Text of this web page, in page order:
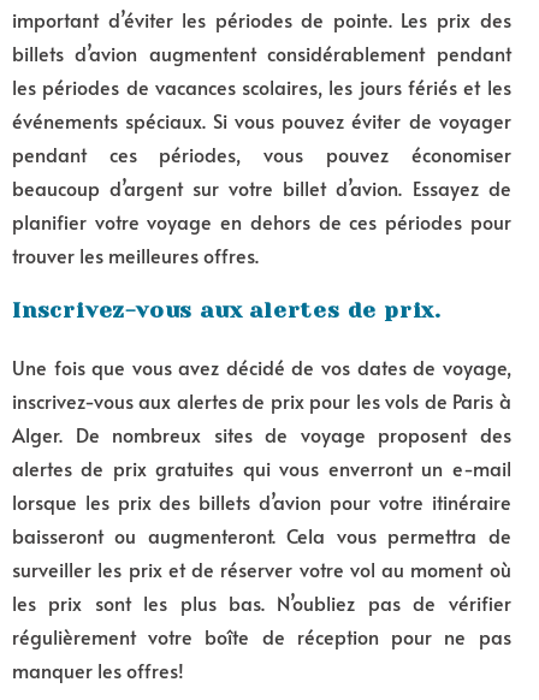
important d’éviter les périodes de pointe. Les prix des
billets d’avion augmentent considérablement pendant
les périodes de vacances scolaires, les jours fériés et les
événements spéciaux. Si vous pouvez éviter de voyager
pendant ces périodes, vous pouvez économiser
beaucoup d’argent sur votre billet d’avion. Essayez de
planifier votre voyage en dehors de ces périodes pour
trouver les meilleures offres.
Inscrivez-vous aux alertes de prix.
Une fois que vous avez décidé de vos dates de voyage,
inscrivez-vous aux alertes de prix pour les vols de Paris à
Alger. De nombreux sites de voyage proposent des
alertes de prix gratuites qui vous enverront un e-mail
lorsque les prix des billets d’avion pour votre itinéraire
baisseront ou augmenteront. Cela vous permettra de
surveiller les prix et de réserver votre vol au moment où
les prix sont les plus bas. N’oubliez pas de vérifier
régulièrement votre boîte de réception pour ne pas
manquer les offres!